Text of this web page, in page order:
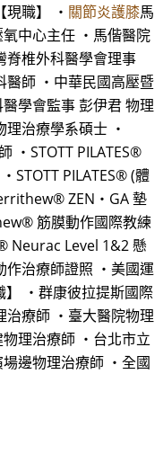
職】 ・ 關節炎護膝馬
中心主任 ・馬偕醫院
脊椎外科醫學會理事
醫師 ・中華民國高壓暨
學會監事 彭伊君 物理
治療學系碩士 ・
・STOTT PILATES®
STOTT PILATES® (體
ZEN‧GA 墊
筋膜動作國際教練
Neurac Level 1&2 懸
治療師證照 ・美國運
】 ・群康彼拉提斯國際
療師 ・臺大醫院物理
理治療師 ・台北市立
邊物理治療師 ・全國